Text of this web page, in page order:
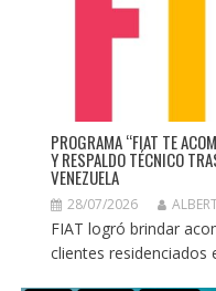
PROGRAMA “FIAT TE
Y RESPALDO TÉCNICO
VENEZUELA
28/07/2026
FIAT logró brindar
clientes residenciados